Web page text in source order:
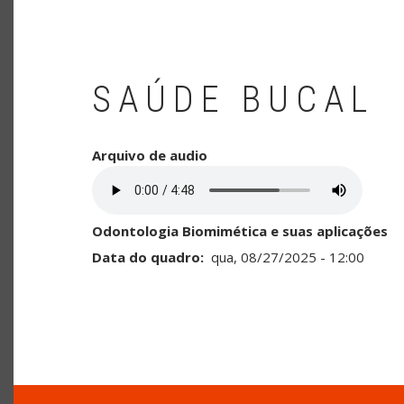
SAÚDE BUCAL
Arquivo de audio
Odontologia Biomimética e suas aplicações
Data do quadro
qua, 08/27/2025 - 12:00